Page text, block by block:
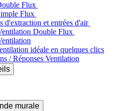
Flux
Flux
d'extraction et entrées d'air
Double Flux
idéale en quelques clics
/ Réponses Ventilation
murale